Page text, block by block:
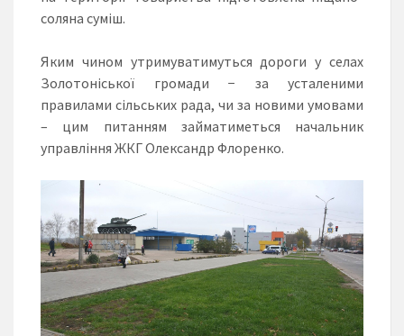
соляна суміш.
Яким чином утримуватимуться дороги у селах
Золотоніської громади − за усталеними
правилами сільських рада, чи за новими умовами
– цим питанням займатиметься начальник
управління ЖКГ Олександр Флоренко.